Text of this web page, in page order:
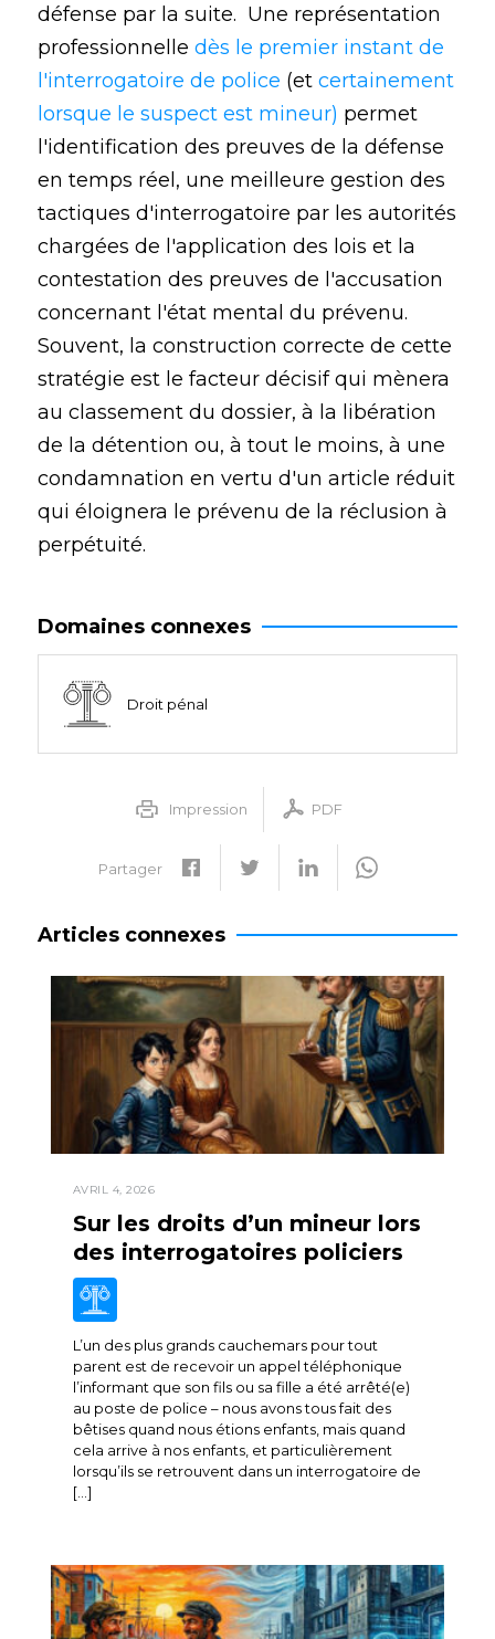
défense par la suite. Une représentation
professionnelle dès le premier instant de
l'interrogatoire de police (et certainement
lorsque le suspect est mineur) permet
l'identification des preuves de la défense
en temps réel, une meilleure gestion des
tactiques d'interrogatoire par les autorités
chargées de l'application des lois et la
contestation des preuves de l'accusation
concernant l'état mental du prévenu.
Souvent, la construction correcte de cette
stratégie est le facteur décisif qui mènera
au classement du dossier, à la libération
de la détention ou, à tout le moins, à une
condamnation en vertu d'un article réduit
qui éloignera le prévenu de la réclusion à
perpétuité.
Domaines connexes
Droit pénal
Impression PDF
Partager
Articles connexes
AVRIL 4, 2026
Sur les droits d’un mineur lors
des interrogatoires policiers
L’un des plus grands cauchemars pour tout
parent est de recevoir un appel téléphonique
l’informant que son fils ou sa fille a été arrêté(e)
au poste de police – nous avons tous fait des
bêtises quand nous étions enfants, mais quand
cela arrive à nos enfants, et particulièrement
lorsqu’ils se retrouvent dans un interrogatoire de
[…]